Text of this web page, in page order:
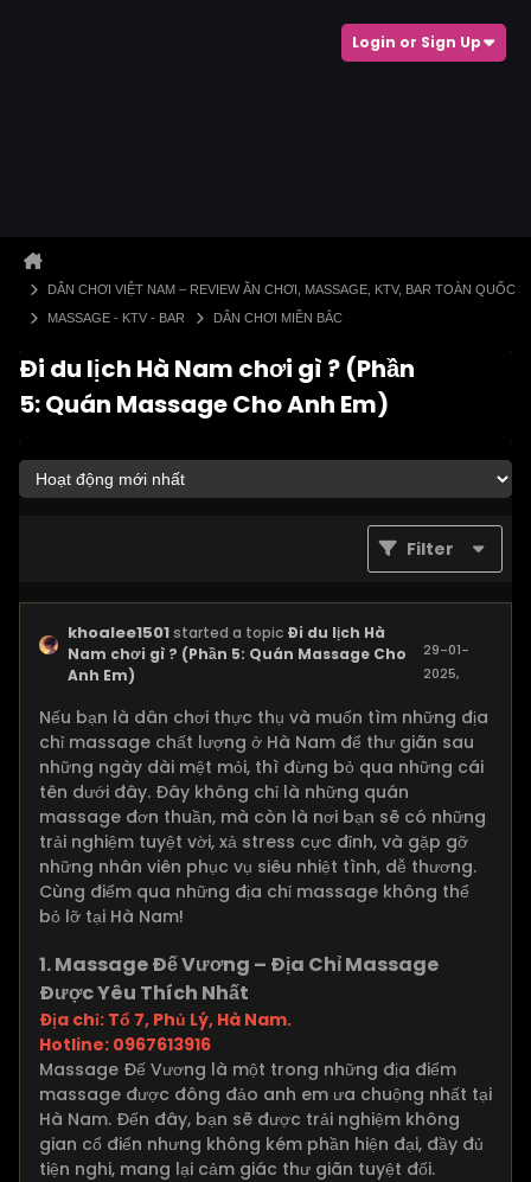
Login or Sign Up
DÂN CHƠI VIỆT NAM – REVIEW ĂN CHƠI, MASSAGE, KTV, BAR TOÀN QUỐC
MASSAGE - KTV - BAR
DÂN CHƠI MIỀN BẮC
Đi du lịch Hà Nam chơi gì ? (Phần
5: Quán Massage Cho Anh Em)
Filter
khoalee1501started a topic Đi du lịch Hà
Nam chơi gì ? (Phần 5: Quán Massage Cho
Anh Em)
29-01-
2025,
Nếu bạn là dân chơi thực thụ và muốn tìm những địa
chỉ massage chất lượng ở Hà Nam để thư giãn sau
những ngày dài mệt mỏi, thì đừng bỏ qua những cái
tên dưới đây. Đây không chỉ là những quán
massage đơn thuần, mà còn là nơi bạn sẽ có những
trải nghiệm tuyệt vời, xả stress cực đỉnh, và gặp gỡ
những nhân viên phục vụ siêu nhiệt tình, dễ thương.
Cùng điểm qua những địa chỉ massage không thể
bỏ lỡ tại Hà Nam!
1. Massage Đế Vương – Địa Chỉ Massage
Được Yêu Thích Nhất
Địa chỉ: Tổ 7, Phủ Lý, Hà Nam.
Hotline: 0967613916
Massage Đế Vương là một trong những địa điểm
massage được đông đảo anh em ưa chuộng nhất tại
Hà Nam. Đến đây, bạn sẽ được trải nghiệm không
gian cổ điển nhưng không kém phần hiện đại, đầy đủ
tiện nghi, mang lại cảm giác thư giãn tuyệt đối.